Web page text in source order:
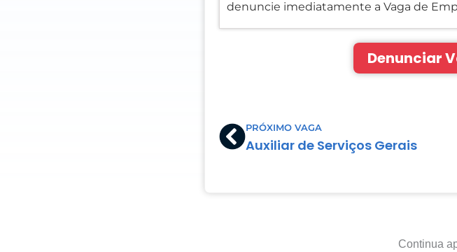
denuncie imediatamente a Vaga de
Denunciar
PrevPRÓXIMO VAGA
Auxiliar de Serviços Gerais
Continua